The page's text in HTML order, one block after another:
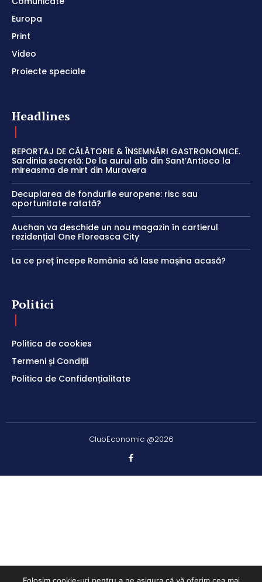
Europa
Print
Video
Proiecte speciale
Headlines
REPORTAJ DE CĂLĂTORIE & ÎNSEMNĂRI GASTRONOMICE.
Sardinia secretă: De la aurul alb din Sant’Antioco la
mireasma de mirt din Muravera
Decuplarea de fondurile europene: risc sau
oportunitate ratată?
Auchan va deschide un nou magazin în cartierul
rezidențial One Floreasca City
La ce preț începe România să lase mașina acasă?
Politici
Politica de cookies
Termeni și Condiții
Politica de Confidențialitate
ClubEconomic @2026